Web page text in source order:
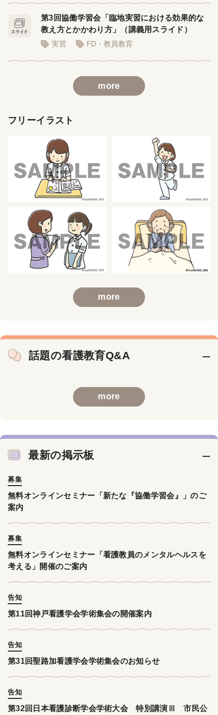
第3回協働学習会「臨地実習における効果的な
教え方とかかわり方」（講義用スライド）
実習
FD・教員教育
more
フリーイラスト
more
話題の看護教育Q&A
more
最新の掲示板
募集
無料オンラインセミナー「新たな『協働学習会』」のご
案内
募集
無料オンラインセミナー「看護教員のメンタルヘルスを
考える」開催のご案内
告知
第11回神戸看護学会学術集会の開催案内
告知
第31回聖路加看護学会学術集会のお知らせ
告知
第32回日本看護診断学会学術大会 特別講演Ⅲ 市民公